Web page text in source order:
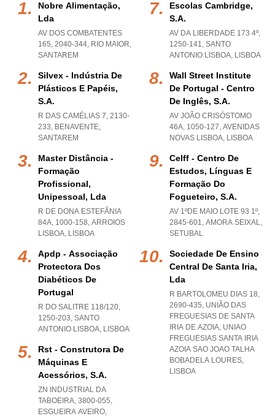
Nobre Alimentação,
Lda
AV DOS COMBATENTES
165, 2040-344, RIO MAIOR,
SANTAREM
Silvex - Indústria De
Plásticos E Papéis,
S.a.
R DAS CAMÉLIAS 7, 2130-
233, BENAVENTE,
SANTAREM
Master Distância -
Formação
Profissional,
Unipessoal, Lda
R DE DONA ESTEFÂNIA
84A, 1000-158, ARROIOS
LISBOA, LISBOA
Apdp - Associação
Protectora Dos
Diabéticos De
Portugal
R DO SALITRE 118/120,
1250-203, SANTO
ANTONIO LISBOA, LISBOA
Rst - Construtora De
Máquinas E
Acessórios, S.a.
ZN INDUSTRIAL DA
TABOEIRA, 3800-055,
ESGUEIRA AVEIRO,
Escolas Cambridge,
S.a.
AV DA LIBERDADE 173 4º,
1250-141, SANTO
ANTONIO LISBOA, LISBOA
Wall Street Institute
De Portugal - Centro
De Inglês, S.a.
AV JOÃO CRISÓSTOMO
46A, 1050-127, AVENIDAS
NOVAS LISBOA, LISBOA
Celff - Centro De
Estudos, Línguas E
Formação Do
Fogueteiro, S.a.
AV 1ºDE MAIO LOTE 93 1º,
2845-601, AMORA SEIXAL,
SETUBAL
Sociedade De Ensino
Central De Santa Iria,
Lda
R BARTOLOMEU DIAS 18,
2690-435, UNIÃO DAS
FREGUESIAS DE SANTA
IRIA DE AZOIA, UNIAO
FREGUESIAS SANTA IRIA
AZOIA SAO JOAO TALHA
BOBADELA LOURES,
LISBOA